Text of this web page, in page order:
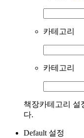
카테고리
카테고리
책장카테고리 설
다.
Default 설정